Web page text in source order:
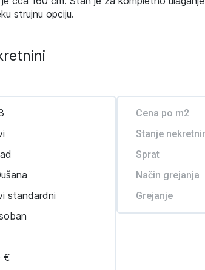
strujnu opciju.
standardni
€
Cena po m2
Stanje
Sprat
Način grejanja
Grejanje